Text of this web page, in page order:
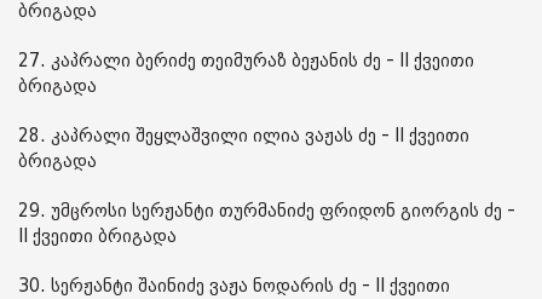
ბრიგადა
27. კაპრალი ბერიძე თეიმურაზ ბეჟანის ძე - II ქვეითი
ბრიგადა
28. კაპრალი შეყლაშვილი ილია ვაჟას ძე - II ქვეითი
ბრიგადა
29. უმცროსი სერჟანტი თურმანიძე ფრიდონ გიორგის ძე -
II ქვეითი ბრიგადა
30. სერჟანტი შაინიძე ვაჟა ნოდარის ძე - II ქვეითი